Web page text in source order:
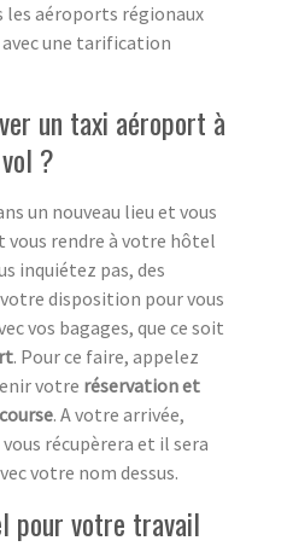
aéroports régionaux
avec une tarification
un taxi aéroport à
?
un nouveau lieu et vous
vous rendre à votre hôtel
inquiétez pas, des
disposition pour vous
vos bagages, que ce soit
. Pour ce faire, appelez
votre réservation et
. A votre arrivée,
récupèrera et il sera
votre nom dessus.
pour votre travail